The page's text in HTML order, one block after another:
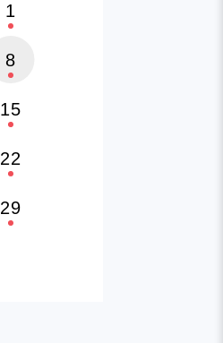
1
8
15
22
29